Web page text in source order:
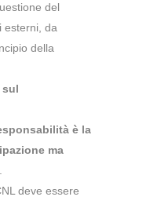
del
esterni, da
della
sul
è la
ma
deve essere